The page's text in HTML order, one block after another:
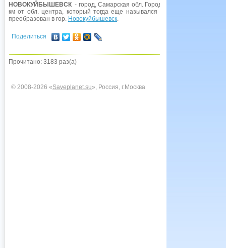
НОВОКУЙБЫШЕВСК - город, Самарская обл. Город возник как пос.
км от обл. центра, который тогда еще назывался
преобразован в гор. Новокуйбышевск.
Поделиться
Прочитано: 3183 раз(а)
© 2008-2026 «Saveplanet.su», Россия, г.Москва